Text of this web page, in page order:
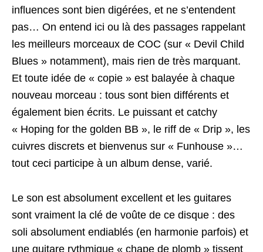
influences sont bien digérées, et ne s’entendent
pas… On entend ici ou là des passages rappelant
les meilleurs morceaux de COC (sur « Devil Child
Blues » notamment), mais rien de très marquant.
Et toute idée de « copie » est balayée à chaque
nouveau morceau : tous sont bien différents et
également bien écrits. Le puissant et catchy
« Hoping for the golden BB », le riff de « Drip », les
cuivres discrets et bienvenus sur « Funhouse »…
tout ceci participe à un album dense, varié.
Le son est absolument excellent et les guitares
sont vraiment la clé de voûte de ce disque : des
soli absolument endiablés (en harmonie parfois) et
une guitare rythmique « chape de plomb » tissent